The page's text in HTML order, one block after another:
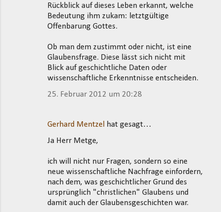
Rückblick auf dieses Leben erkannt, welche
Bedeutung ihm zukam: letztgültige
Offenbarung Gottes.
Ob man dem zustimmt oder nicht, ist eine
Glaubensfrage. Diese lässt sich nicht mit
Blick auf geschichtliche Daten oder
wissenschaftliche Erkenntnisse entscheiden.
25. Februar 2012 um 20:28
Gerhard Mentzel
hat gesagt…
Ja Herr Metge,
ich will nicht nur Fragen, sondern so eine
neue wissenschaftliche Nachfrage einfordern,
nach dem, was geschichtlicher Grund des
ursprünglich "christlichen" Glaubens und
damit auch der Glaubensgeschichten war.